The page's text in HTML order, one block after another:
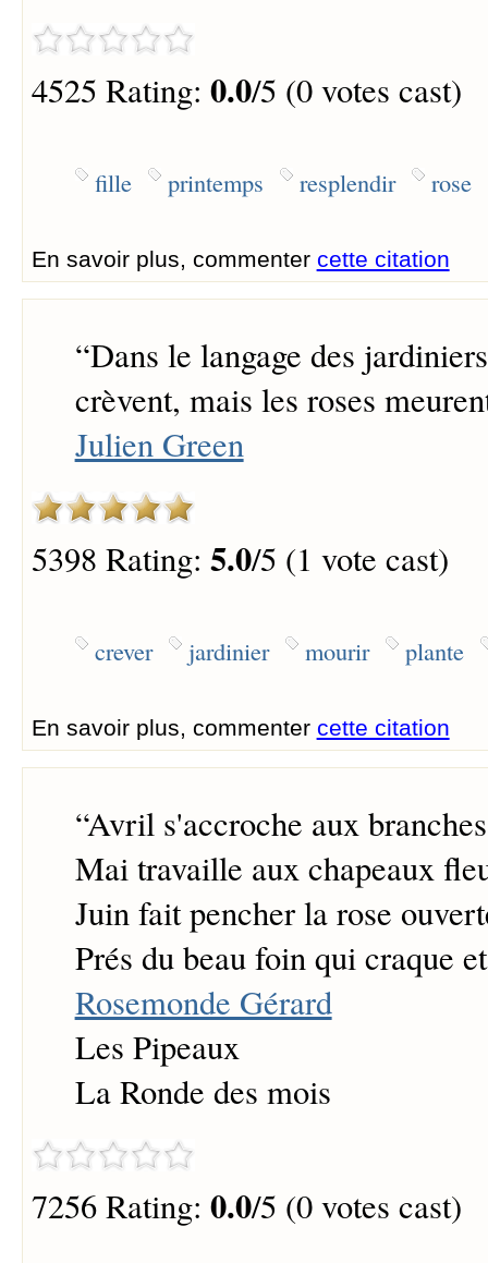
4525 Rating: 0.0/5 (0 votes cast)
fille printemps resplendir rose
En savoir plus, commenter cette citation
“Dans le langage des
crèvent, mais les roses
Julien Green
5398 Rating: 5.0/5 (1 vote cast)
crever jardinier mourir plante
En savoir plus, commenter cette citation
“Avril s'accroche aux
Mai travaille aux chapeaux
Juin fait pencher la rose
Prés du beau foin qui craque
Rosemonde Gérard
Les Pipeaux
La Ronde des mois
7256 Rating: 0.0/5 (0 votes cast)